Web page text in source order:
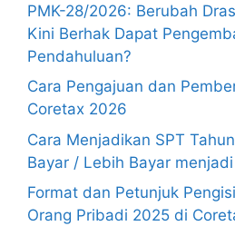
PMK-28/2026: Berubah
Kini Berhak Dapat
Pendahuluan?
Cara Pengajuan dan
Coretax 2026
Cara Menjadikan SPT
Bayar / Lebih Bayar menjadi
Format dan Petunjuk
Orang Pribadi 2025 di